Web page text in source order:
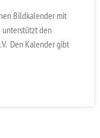
Bildkalender mit
unterstützt den
Den Kalender gibt